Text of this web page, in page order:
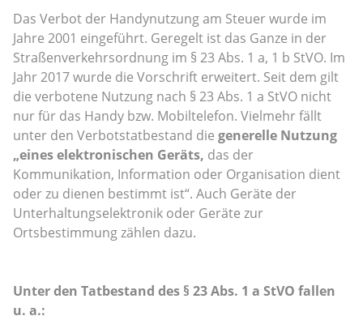
Das Verbot der Handynutzung am Steuer wurde im
Jahre 2001 eingeführt. Geregelt ist das Ganze in der
Straßenverkehrsordnung im § 23 Abs. 1 a, 1 b StVO. Im
Jahr 2017 wurde die Vorschrift erweitert. Seit dem gilt
die verbotene Nutzung nach § 23 Abs. 1 a StVO nicht
nur für das Handy bzw. Mobiltelefon. Vielmehr fällt
unter den Verbotstatbestand die generelle Nutzung
„eines elektronischen Geräts, das der
Kommunikation, Information oder Organisation dient
oder zu dienen bestimmt ist“. Auch Geräte der
Unterhaltungselektronik oder Geräte zur
Ortsbestimmung zählen dazu.
Unter den Tatbestand des § 23 Abs. 1 a StVO fallen
u. a.: